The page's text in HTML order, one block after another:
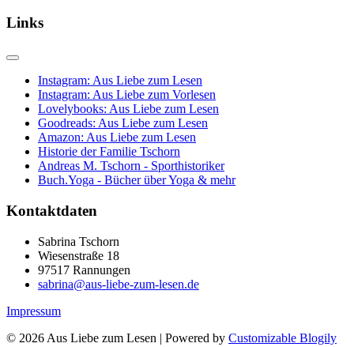
Links
Instagram: Aus Liebe zum Lesen
Instagram: Aus Liebe zum Vorlesen
Lovelybooks: Aus Liebe zum Lesen
Goodreads: Aus Liebe zum Lesen
Amazon: Aus Liebe zum Lesen
Historie der Familie Tschorn
Andreas M. Tschorn - Sporthistoriker
Buch.Yoga - Bücher über Yoga & mehr
Kontaktdaten
Sabrina Tschorn
Wiesenstraße 18
97517 Rannungen
sabrina@aus-liebe-zum-lesen.de
Impressum
© 2026 Aus Liebe zum Lesen | Powered by Customizable Blogily